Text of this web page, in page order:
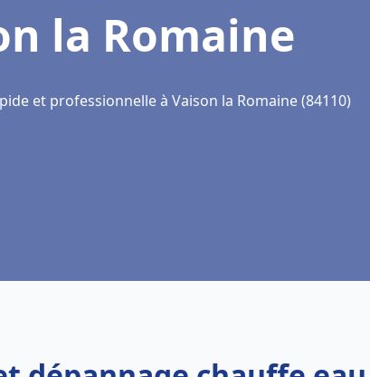
la Romaine
et professionnelle à Vaison la Romaine (84110)